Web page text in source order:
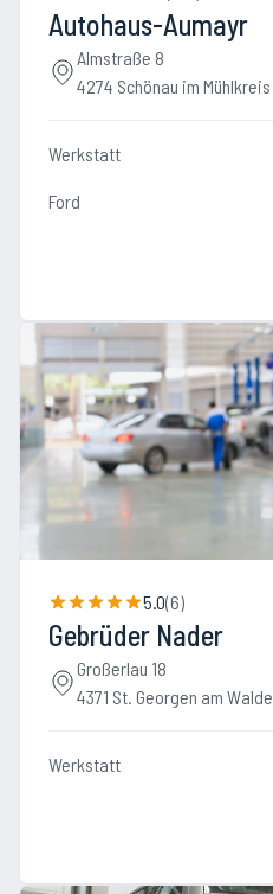
Autohaus-Aumayr
Almstraße 8
4274 Schönau im Mühlkreis
Werkstatt
Ford
5.0(6)
Gebrüder Nader
Großerlau 18
4371 St. Georgen am Walde
Werkstatt